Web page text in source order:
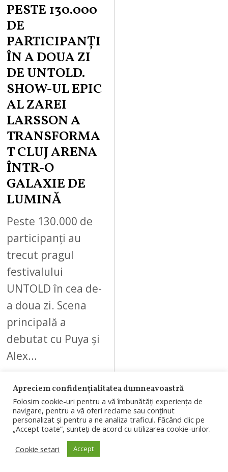
PESTE 130.000
DE
PARTICIPANȚI
ÎN A DOUA ZI
DE UNTOLD.
SHOW-UL EPIC
AL ZAREI
LARSSON A
TRANSFORMA
T CLUJ ARENA
ÎNTR-O
GALAXIE DE
LUMINĂ
Peste 130.000 de
participanți au
trecut pragul
festivalului
UNTOLD în cea de-
a doua zi. Scena
principală a
debutat cu Puya și
Alex…
07
Apreciem confidențialitatea dumneavoastră
Folosim cookie-uri pentru a vă îmbunătăți experiența de
navigare, pentru a vă oferi reclame sau conținut
personalizat și pentru a ne analiza traficul. Făcând clic pe
„Accept toate”, sunteți de acord cu utilizarea cookie-urilor.
Cookie setari
Accept